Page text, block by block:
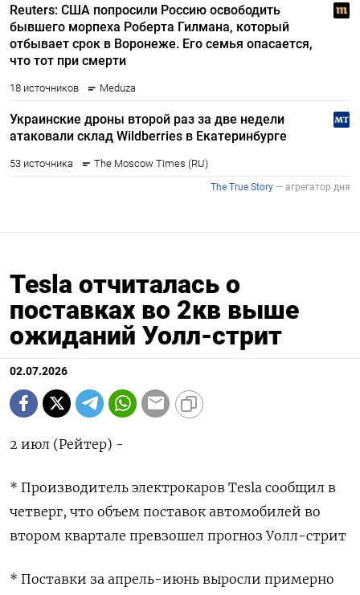
Tesla отчиталась о
поставках во 2кв выше
ожиданий Уолл-стрит
02.07.2026
2 июл (Рейтер) -
* Производитель электрокаров ‌Tesla сообщил ​в
четверг, что ​объем ​поставок ⁠автомобилей ‌во
втором ‌квартале превзошел прогноз ​Уолл-стрит
* ‌Поставки за ​апрель-июнь выросли ‌примерно